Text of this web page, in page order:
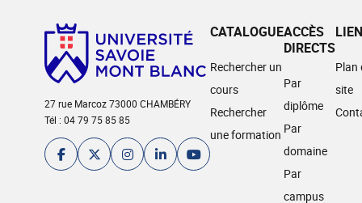
27 rue Marcoz 73000 CHAMBÉRY
Tél : 04 79 75 85 85
CATALOGUE
Rechercher un
cours
Rechercher
une formation
ACCÈS
DIRECTS
Par
diplôme
Par
domaine
Par
campus
Plan
site